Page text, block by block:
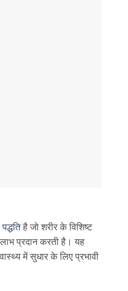
है जो शरीर के विशिष्ट
प्रदान करती है। यह
में सुधार के लिए प्रभावी